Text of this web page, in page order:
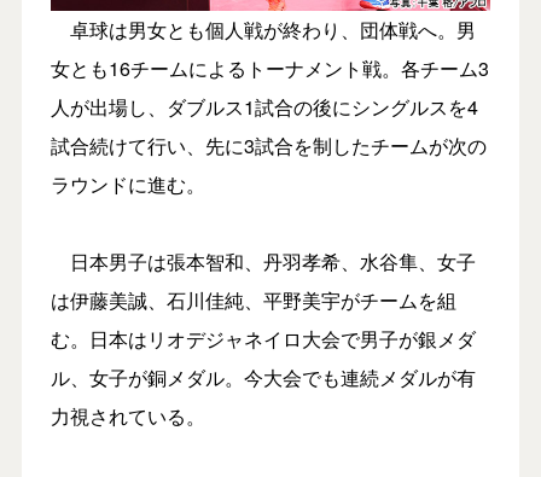
卓球は男女とも個人戦が終わり、団体戦へ。男
女とも16チームによるトーナメント戦。各チーム3
人が出場し、ダブルス1試合の後にシングルスを4
試合続けて行い、先に3試合を制したチームが次の
ラウンドに進む。
日本男子は張本智和、丹羽孝希、水谷隼、女子
は伊藤美誠、石川佳純、平野美宇がチームを組
む。日本はリオデジャネイロ大会で男子が銀メダ
ル、女子が銅メダル。今大会でも連続メダルが有
力視されている。